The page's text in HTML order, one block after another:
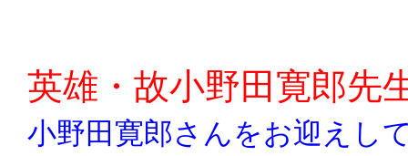
英雄・故小野田寛郎先
小野田寛郎さんをお迎えし